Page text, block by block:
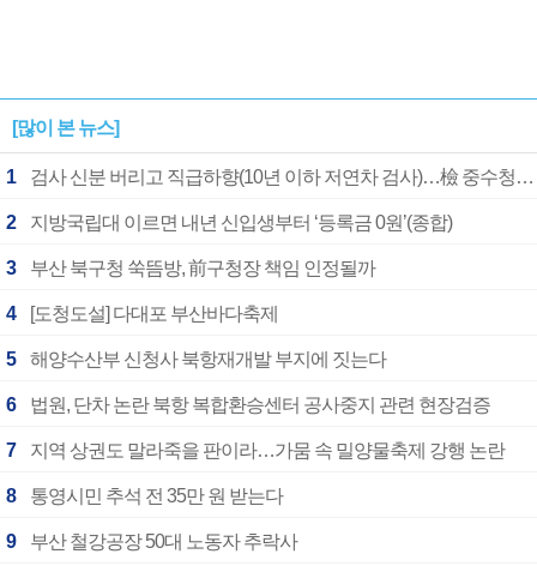
[많이 본 뉴스]
1 검사 신분 버리고 직급하향(10년 이하 저연차 검사)…檢 중수청행 기피
2 지방국립대 이르면 내년 신입생부터 ‘등록금 0원’(종합)
3 부산 북구청 쑥뜸방, 前구청장 책임 인정될까
4 [도청도설] 다대포 부산바다축제
5 해양수산부 신청사 북항재개발 부지에 짓는다
6 법원, 단차 논란 북항 복합환승센터 공사중지 관련 현장검증
7 지역 상권도 말라죽을 판이라…가뭄 속 밀양물축제 강행 논란
8 통영시민 추석 전 35만 원 받는다
9 부산 철강공장 50대 노동자 추락사